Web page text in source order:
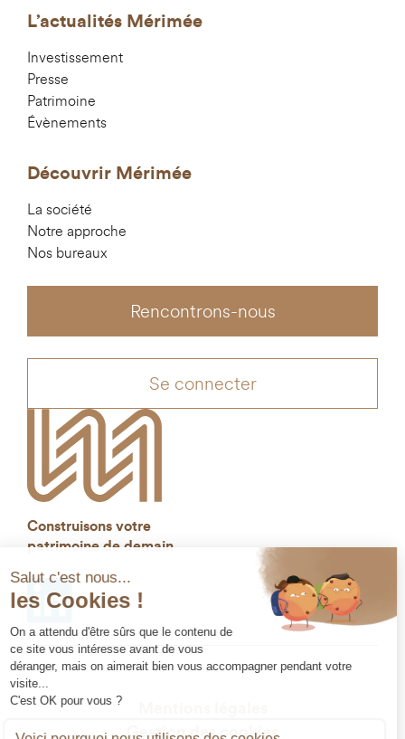
L’actualités Mérimée
Investissement
Presse
Patrimoine
Évènements
Découvrir Mérimée
La société
Notre approche
Nos bureaux
Rencontrons-nous
Se connecter
Construisons votre
patrimoine de demain
Gestion des cookies